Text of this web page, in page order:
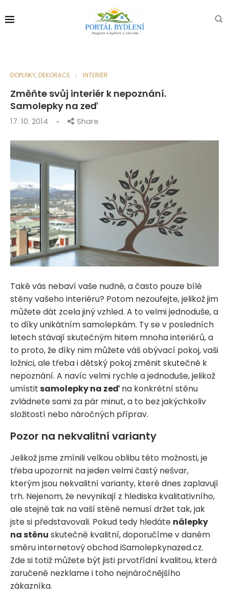
DOPLŇKY, DEKORACE INTERIÉR
Změňte svůj interiér k nepoznání.
Samolepky na zeď
17. 10. 2014 Share
Také vás nebaví vaše nudné, a často pouze bílé
stěny vašeho interiéru? Potom nezoufejte, jelikož jim
můžete dát zcela jiný vzhled. A to velmi jednoduše, a
to díky unikátním samolepkám. Ty se v posledních
letech stávají skutečným hitem mnoha interiérů, a
to proto, že díky nim můžete váš obývací pokoj, vaši
ložnici, ale třeba i dětský pokoj změnit skutečně k
nepoznání. A navíc velmi rychle a jednoduše, jelikož
umístitsamolepky na zeďna konkrétní stěnu
zvládnete sami za pár minut, a to bez jakýchkoliv
složitostí nebo náročných příprav.
Pozor na nekvalitní varianty
Jelikož jsme zmínili velkou oblibu této možnosti, je
třeba upozornit na jeden velmi častý nešvar,
kterým jsou nekvalitní varianty, které dnes zaplavují
trh. Nejenom, že nevynikají z hlediska kvalitativního,
ale stejně tak na vaší stěně nemusí držet tak, jak
jste si představovali. Pokud tedy hledáte nálepky
na stěnu skutečně kvalitní, doporučíme v daném
směru internetový obchod iSamolepkynazed.cz.
Zde si totiž můžete být jisti prvotřídní kvalitou, která
zaručeně nezklame i toho nejnáročnějšího
zákazníka.